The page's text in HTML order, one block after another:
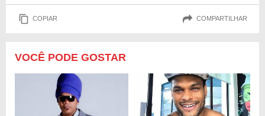
COPIAR COMPARTILHAR
VOCÊ PODE GOSTAR